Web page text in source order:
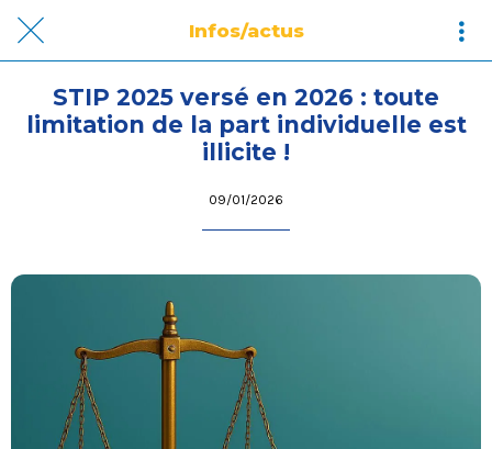
Infos/actus
STIP 2025 versé en 2026 : toute
limitation de la part individuelle est
illicite !
09/01/2026